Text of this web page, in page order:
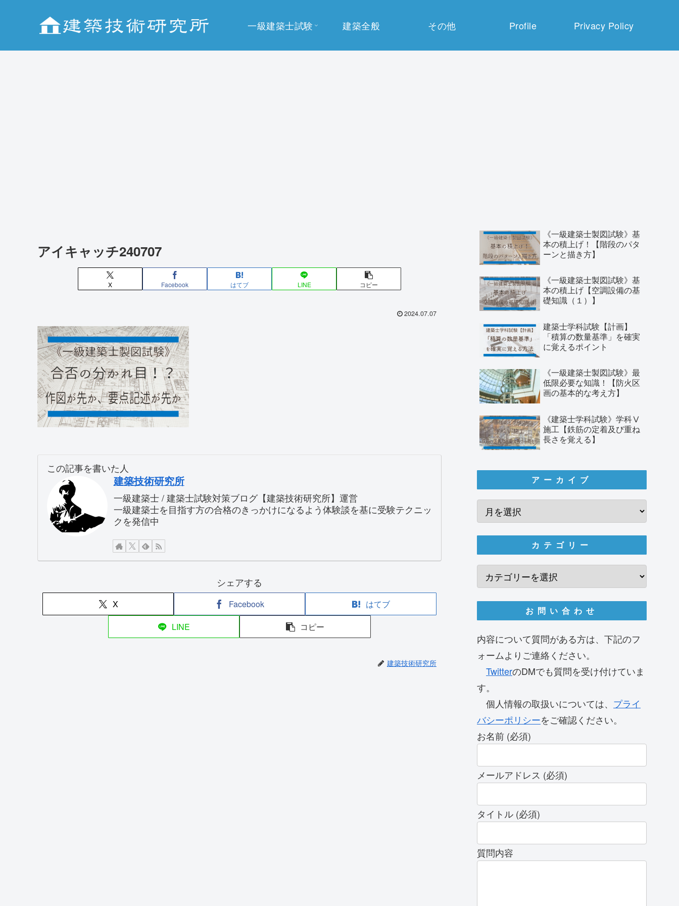
一級建築士試験 建築全般 その他 Profile Privacy Policy
アイキャッチ240707
X Facebook はてブ LINE コピー
2024.07.07
この記事を書いた人
建築技術研究所
一級建築士 / 建築士試験対策ブログ【建築技術研究所】運営
一級建築士を目指す方の合格のきっかけになるよう体験談を基に受験テクニッ
クを発信中
シェアする
X Facebook
はてブ
LINE
コピー
建築技術研究所
《一級建築士製図試験》基
本の積上げ！【階段のパタ
ーンと描き方】
《一級建築士製図試験》基
本の積上げ【空調設備の基
礎知識（１）】
建築士学科試験【計画】
「積算の数量基準」を確実
に覚えるポイント
《一級建築士製図試験》最
低限必要な知識！【防火区
画の基本的な考え方】
《建築士学科試験》学科Ⅴ
施工【鉄筋の定着及び重ね
長さを覚える】
アーカイブ
カテゴリー
お問い合わせ
内容について質問がある方は、下記のフ
ォームよりご連絡ください。
TwitterのDMでも質問を受け付けていま
す。
個人情報の取扱いについては、 プライ
バシーポリシーをご確認ください。
お名前 (必須)
メールアドレス (必須)
タイトル (必須)
質問内容